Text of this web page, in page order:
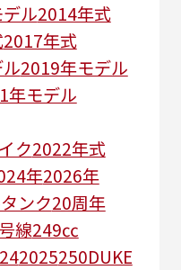
ル2014年式
2017年式
2019年モデル
年モデル
ク2022年式
年2026年
ンク20周年
線249㏄
2025250DUKE